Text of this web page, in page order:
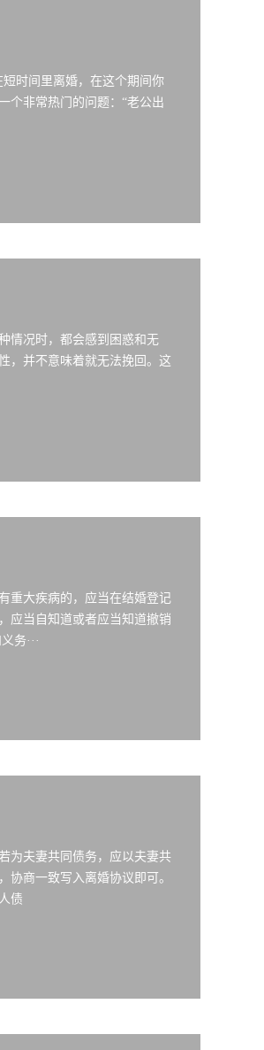
时间里离婚，在这个期间你
个非常热门的问题：“老公出
情况时，都会感到困惑和无
，并不意味着就无法挽回。这
重大疾病的，应当在结婚登记
应当自知道或者应当知道撤销
务···
为夫妻共同债务，应以夫妻共
协商一致写入离婚协议即可。
债